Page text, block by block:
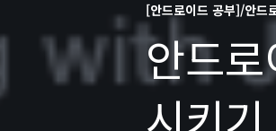
[안드로이드 공부]/안드
안드
시키기